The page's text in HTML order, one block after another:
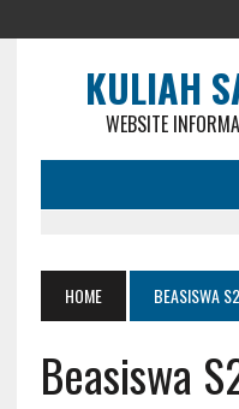
KULIAH
WEBSITE
HOME BEASISWA S2
Beasiswa